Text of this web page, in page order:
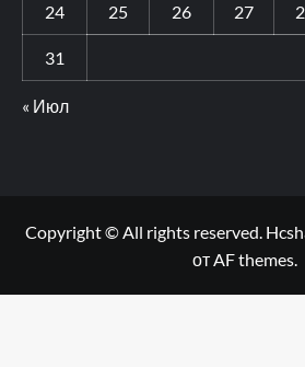
24 25 26 27
31
« Июл
Copyright © All rights reserved.
от AF themes.